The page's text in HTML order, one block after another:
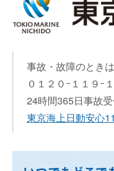
事故・故障のとき
０１２０ｰ１１９
24時間365日事故
東京海上日動安心